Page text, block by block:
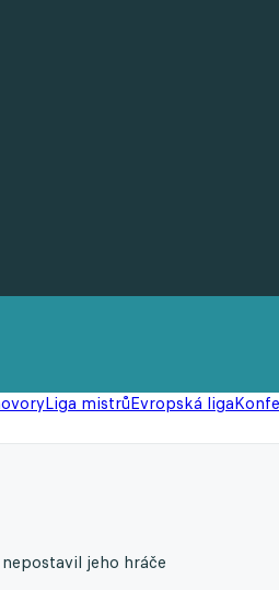
Liga mistrůEvropská liga
jeho hráče